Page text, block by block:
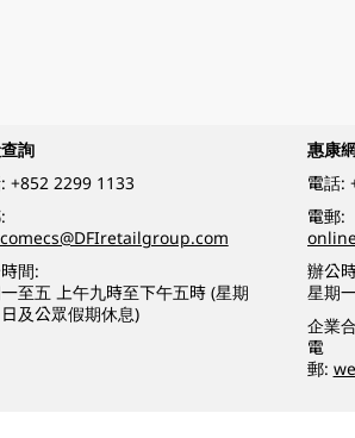
詢
+852 2299 1133
間:
至五 上午九時至下午五時 (星期
及公眾假期休息)
惠康
電話:
電郵:
辦公
星期
企業
電
郵: